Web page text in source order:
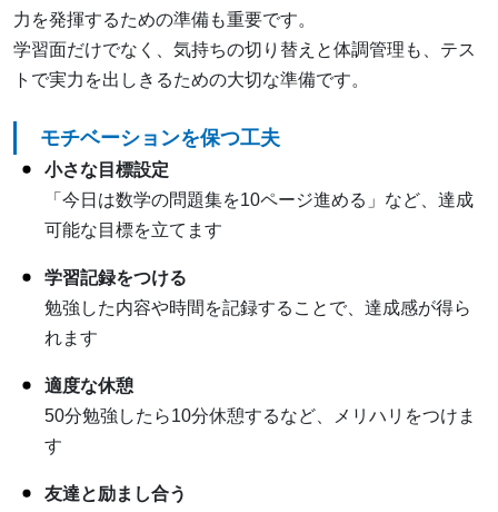
力を発揮するための準備も重要です。
学習面だけでなく、気持ちの切り替えと体調管理も、テス
トで実力を出しきるための大切な準備です。
モチベーションを保つ工夫
小さな目標設定
「今日は数学の問題集を10ページ進める」など、達成
可能な目標を立てます
学習記録をつける
勉強した内容や時間を記録することで、達成感が得ら
れます
適度な休憩
50分勉強したら10分休憩するなど、メリハリをつけま
す
友達と励まし合う